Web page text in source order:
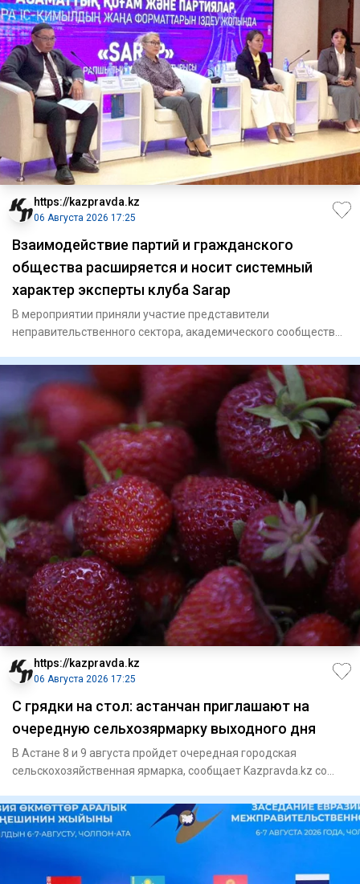
https://kazpravda.kz
06 Августа 2026 17:25
Взаимодействие партий и гражданского
общества расширяется и носит системный
характер эксперты клуба Sarap
В мероприятии приняли участие представители
неправительственного сектора, академического сообщества
https://kazpravda.kz
06 Августа 2026 17:25
С грядки на стол: астанчан приглашают на
очередную сельхозярмарку выходного дня
В Астане 8 и 9 августа пройдет очередная городская
сельскохозяйственная ярмарка, сообщает Kazpravda.kz со